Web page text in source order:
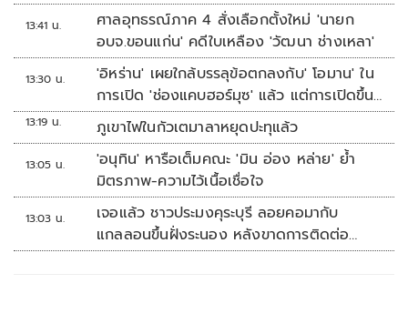
13:41 น.
ศาลอุทธรณ์ภาค 4 สั่งเลือกตั้งใหม่ 'นายก
อบจ.ขอนแก่น' คดีใบเหลือง 'วัฒนา ช่างเหลา'
13:30 น.
'อิหร่าน' เผยใกล้บรรลุข้อตกลงกับ' โอมาน' ใน
การเปิด 'ช่องแคบฮอร์มุซ' แล้ว แต่การเปิดขึ้น
อยู่กับสหรัฐฯ
13:19 น. ภูเขาไฟในกัวเตมาลาหยุดปะทุแล้ว
13:05 น.
'อนุทิน' หารือเต็มคณะ 'มิน อ่อง หล่าย' ย้ำ
มิตรภาพ-ความไว้เนื้อเชื่อใจ
13:03 น.
เจอแล้ว ชาวประมงคุระบุรี ลอยคอมากับ
แกลลอนขึ้นฝั่งระนอง หลังขาดการติดต่อ
หลายวัน